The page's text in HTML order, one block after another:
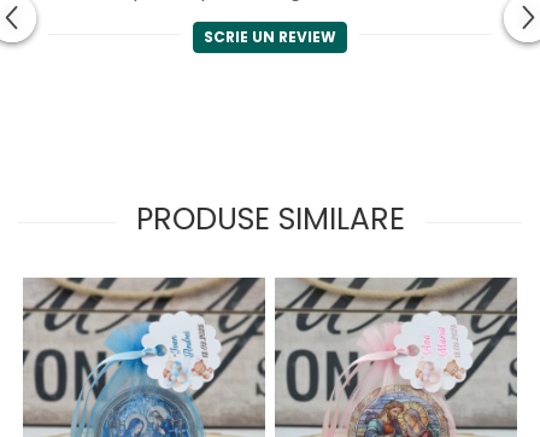
SCRIE UN REVIEW
PRODUSE SIMILARE